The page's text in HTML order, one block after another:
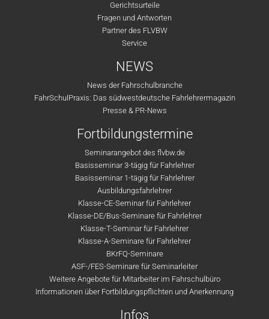
Gerichtsurteile
Fragen und Antworten
Partner des FLVBW
Service
NEWS
News der Fahrschulbranche
FahrSchulPraxis: Das südwestdeutsche Fahrlehrermagazin
Presse & PR-News
Fortbildungstermine
Seminarangebot des flvbw.de
Basisseminar 3-tägig für Fahrlehrer
Basisseminar 1-tägig für Fahrlehrer
Ausbildungsfahrlehrer
Klasse-CE-Seminar für Fahrlehrer
Klasse-DE/Bus-Seminare für Fahrlehrer
Klasse-T-Seminar für Fahrlehrer
Klasse-A-Seminare für Fahrlehrer
BKrFQ-Seminare
ASF-/FES-Seminare für Seminarleiter
Weitere Angebote für Mitarbeiter im Fahrschulbüro
Informationen über Fortbildungspflichten und Anerkennung
Infos